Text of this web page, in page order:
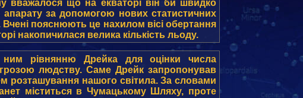
вважалося що на екваторі він би швидко
апарату за допомогою нових статистичних
пояснюють це нахилом вісі обертання
накопичилася велика кількість льоду.
рівнянню Дрейка для оцінки числа
людству. Саме Дрейк запропонував
розташування нашого світила. За словами
міститься в Чумацькому Шляху, проте